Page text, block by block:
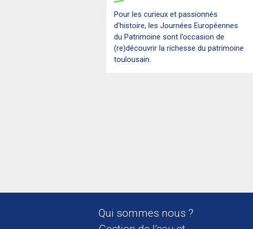
Pour les curieux et passionnés
d’histoire, les Journées Européennes
du Patrimoine sont l’occasion de
(re)découvrir la richesse du patrimoine
toulousain.
Qui sommes nous ?